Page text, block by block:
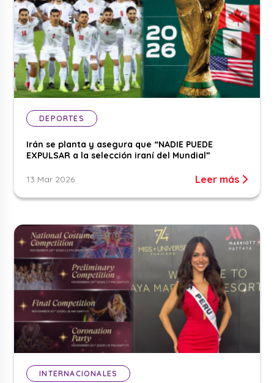
DEPORTES
Irán se planta y asegura que “NADIE PUEDE
EXPULSAR a la selección iraní del Mundial”
13 Mar 2026 Leer más
INTERNACIONALES